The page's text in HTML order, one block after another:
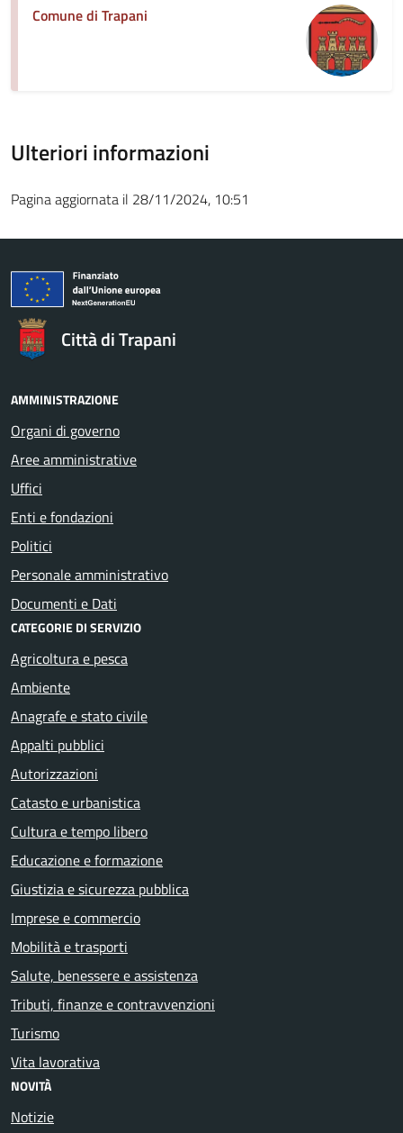
Comune di Trapani
Ulteriori informazioni
Pagina aggiornata il 28/11/2024, 10:51
Città di Trapani
AMMINISTRAZIONE
Organi di governo
Aree amministrative
Uffici
Enti e fondazioni
Politici
Personale amministrativo
Documenti e Dati
CATEGORIE DI SERVIZIO
Agricoltura e pesca
Ambiente
Anagrafe e stato civile
Appalti pubblici
Autorizzazioni
Catasto e urbanistica
Cultura e tempo libero
Educazione e formazione
Giustizia e sicurezza pubblica
Imprese e commercio
Mobilità e trasporti
Salute, benessere e assistenza
Tributi, finanze e contravvenzioni
Turismo
Vita lavorativa
NOVITÀ
Notizie